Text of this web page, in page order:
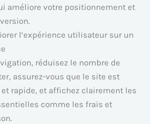
améliore votre positionnement et
l’expérience utilisateur sur un
réduisez le nombre de
assurez-vous que le site est
rapide, et affichez clairement les
comme les frais et